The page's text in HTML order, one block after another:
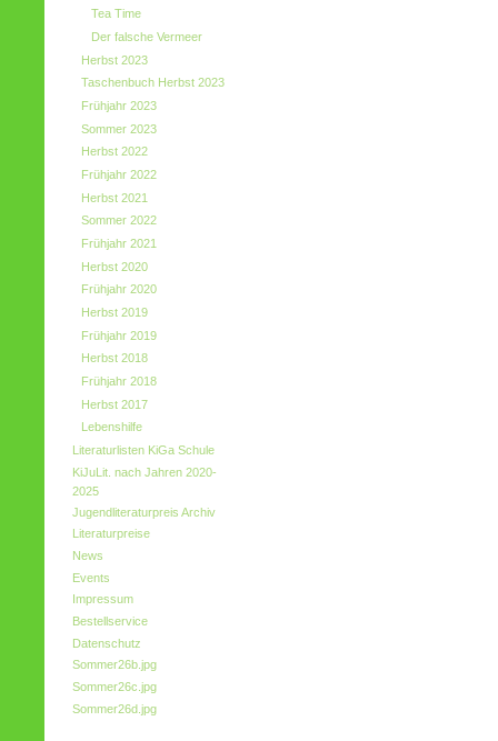
Tea Time
Der falsche Vermeer
Herbst 2023
Taschenbuch Herbst 2023
Frühjahr 2023
Sommer 2023
Herbst 2022
Frühjahr 2022
Herbst 2021
Sommer 2022
Frühjahr 2021
Herbst 2020
Frühjahr 2020
Herbst 2019
Frühjahr 2019
Herbst 2018
Frühjahr 2018
Herbst 2017
Lebenshilfe
Literaturlisten KiGa Schule
KiJuLit. nach Jahren 2020-
2025
Jugendliteraturpreis Archiv
Literaturpreise
News
Events
Impressum
Bestellservice
Datenschutz
Sommer26b.jpg
Sommer26c.jpg
Sommer26d.jpg